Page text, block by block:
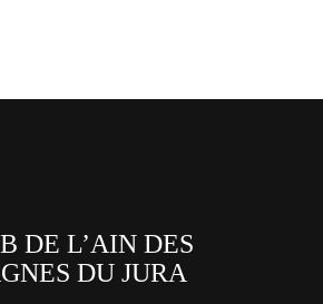
DE L’AIN DES
DU JURA